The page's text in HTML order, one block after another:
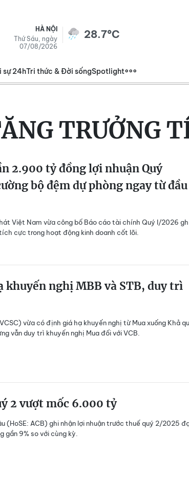
HÀ NỘI
Thứ Sáu, ngày
07/08/2026
28.7°C
sự 24hTri thức & Đời sốngSpotlight
TRƯỞNG
2.900 tỷ đồng lợi nhuận Quý
bộ đệm dự phòng ngay từ đầu
Việt Nam vừa công bố Báo cáo tài chính Quý I/2026
cực trong hoạt động kinh doanh cốt lõi.
khuyến nghị MBB và STB, duy trì
vừa có định giá hạ khuyến nghị từ Mua xuống Khả
vẫn duy trì khuyến nghị Mua đối với VCB.
2 vượt mốc 6.000 tỷ
(HoSE: ACB) ghi nhận lợi nhuận trước thuế quý 2/2025
9% so với cùng kỳ.